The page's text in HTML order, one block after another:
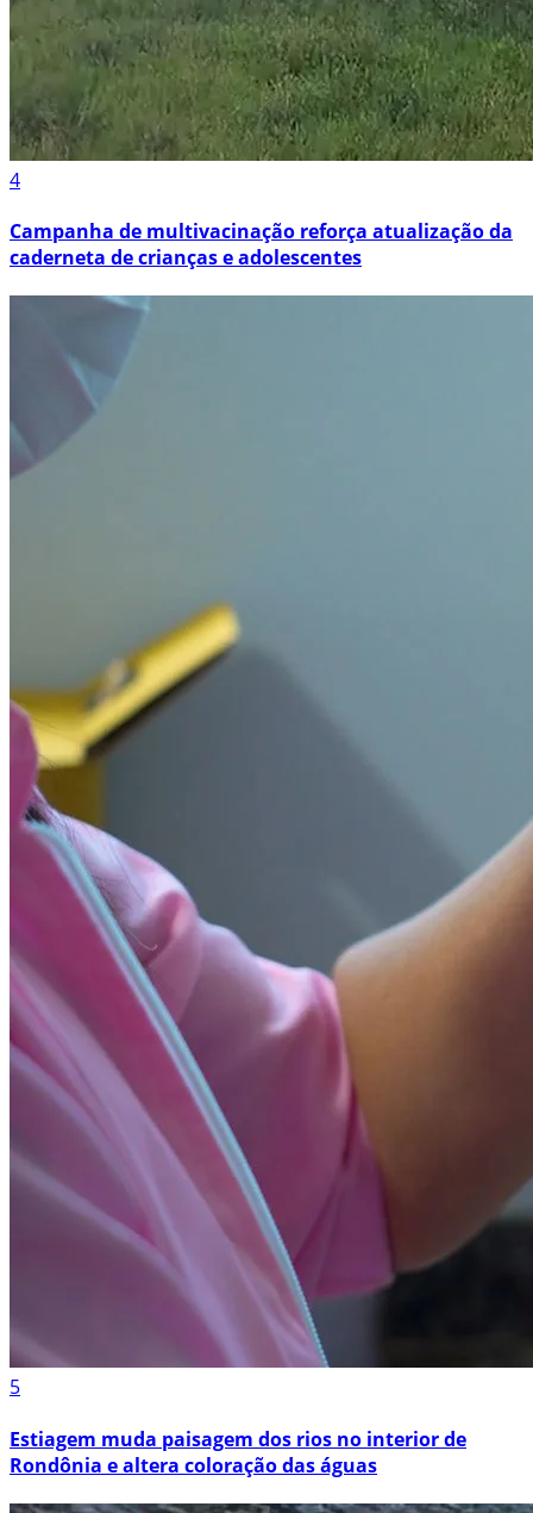
4
Campanha de multivacinação reforça atualização da
caderneta de crianças e adolescentes
5
Estiagem muda paisagem dos rios no interior de
Rondônia e altera coloração das águas